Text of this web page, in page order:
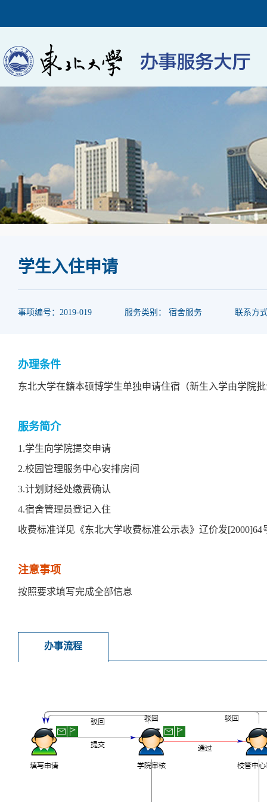
学生入住申请
事项编号：2019-019 服务类别： 宿舍服务 联系方
办理条件
东北大学在籍本硕博学生单独申请住宿（新生入学由学院
服务简介
1.学生向学院提交申请
2.校园管理服务中心安排房间
3.计划财经处缴费确认
4.宿舍管理员登记入住
收费标准详见《东北大学收费标准公示表》辽价发[2000]64
注意事项
按照要求填写完成全部信息
办事流程